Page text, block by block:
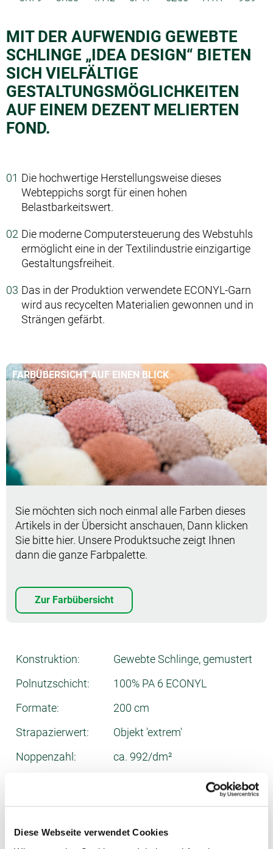
Diese Webseite verwendet Cookies
MIT DER AUFWENDIG GEWEBTE
SCHLINGE „IDEA DESIGN“ BIETEN
SICH VIELFÄLTIGE
GESTALTUNGSMÖGLICHKEITEN
AUF EINEM DEZENT MELIERTEN
FOND.
Die hochwertige Herstellungsweise dieses
Webteppichs sorgt für einen hohen
Belastbarkeitswert.
Die moderne Computersteuerung des Webstuhls
ermöglicht eine in der Textilindustrie einzigartige
Gestaltungsfreiheit.
Das in der Produktion verwendete ECONYL-Garn
wird aus recycelten Materialien gewonnen und in
Strängen gefärbt.
FARBÜBERSICHT AUF EINEN BLICK
Sie möchten sich noch einmal alle Farben dieses
Artikels in der Übersicht anschauen, Dann klicken
Sie bitte hier. Unsere Produktsuche zeigt Ihnen
dann die ganze Farbpalette.
Zur Farbübersicht
Konstruktion:
Gewebte Schlinge, gemustert
Polnutzschicht:
100% PA 6 ECONYL
Formate:
200 cm
Strapazierwert:
Objekt 'extrem'
Noppenzahl:
ca. 992/dm²
Poleinsatzgewicht: ca. 1000 g/m²
Gesamtgewicht:
ca. 2200 g/m²